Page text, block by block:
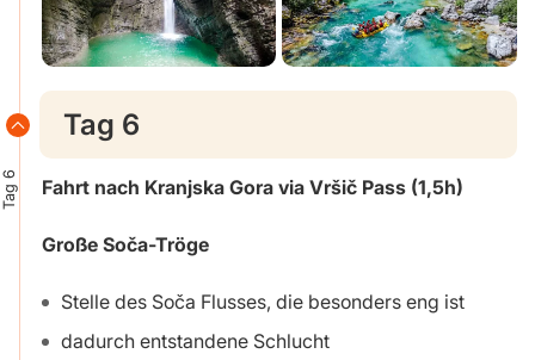
Tag 6
Tag 6
Fahrt nach Kranjska Gora via Vršič Pass (1,5h)
Große Soča-Tröge
Stelle des Soča Flusses, die besonders eng ist
dadurch entstandene Schlucht